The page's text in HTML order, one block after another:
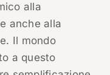
alla
anche alla
Il mondo
a questo